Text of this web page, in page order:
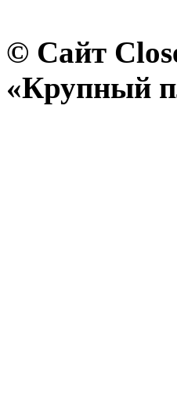
© Сайт
«Крупный